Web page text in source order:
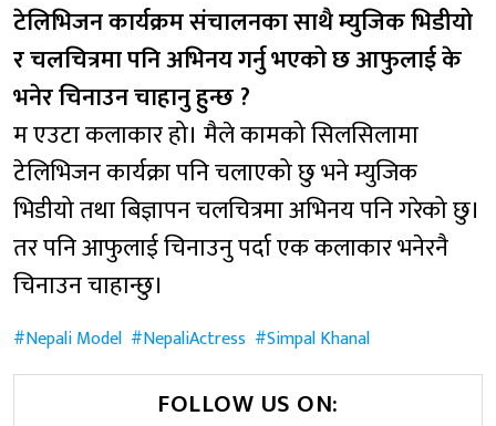
टेलिभिजन कार्यक्रम संचालनका साथै म्युजिक भिडीयो
र चलचित्रमा पनि अभिनय गर्नु भएको छ आफुलाई के
भनेर चिनाउन चाहानु हुन्छ ?
म एउटा कलाकार हो। मैले कामको सिलसिलामा
टेलिभिजन कार्यक्रा पनि चलाएको छु भने म्युजिक
भिडीयो तथा बिज्ञापन चलचित्रमा अभिनय पनि गरेको छु।
तर पनि आफुलाई चिनाउनु पर्दा एक कलाकार भनेरनै
चिनाउन चाहान्छु।
Nepali Model NepaliActress Simpal Khanal
FOLLOW US ON: